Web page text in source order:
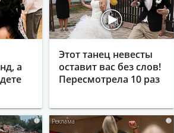
а
Этот танец невесты
оставит вас без слов!
Пересмотрела 10 раз
i i